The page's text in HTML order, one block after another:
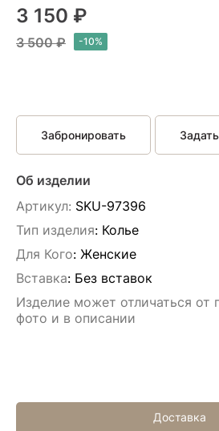
3 150 ₽
3 500 ₽
Забронировать
Об изделии
Артикул: SKU-97396
Тип изделия: Колье
Для Кого: Женские
Вставка: Без вставок
Изделие может отличаться от
фото и в описании
Доставка